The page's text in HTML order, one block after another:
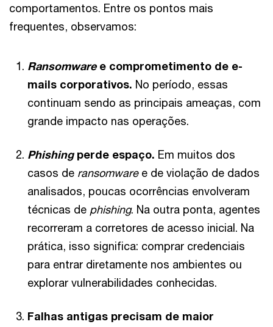
comportamentos. Entre os pontos mais
frequentes, observamos:
Ransomwaree comprometimento de e-
mails corporativos. No período, essas
continuam sendo as principais ameaças, com
grande impacto nas operações.
Phishingperde espaço. Em muitos dos
casos de ransomwaree de violação de dados
analisados, poucas ocorrências envolveram
técnicas de phishing. Na outra ponta, agentes
recorreram a corretores de acesso inicial. Na
prática, isso significa: comprar credenciais
para entrar diretamente nos ambientes ou
explorar vulnerabilidades conhecidas.
Falhas antigas precisam de maior